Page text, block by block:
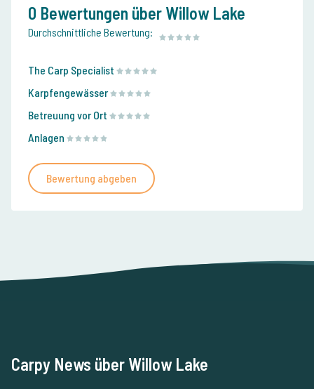
0 Bewertungen über Willow Lake
Durchschnittliche Bewertung:
The Carp Specialist
Karpfengewässer
Betreuung vor Ort
Anlagen
Bewertung abgeben
Carpy News über Willow Lake